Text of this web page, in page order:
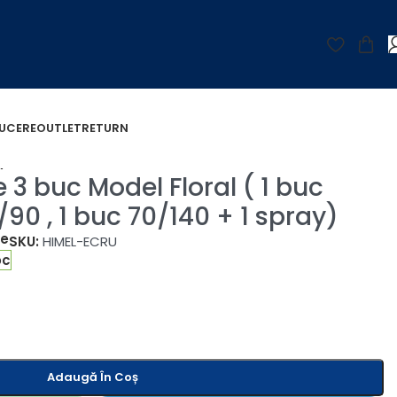
OUTLETRETURN
buc Model Floral ( 1 buc
, 1 buc 70/140 + 1 spray)
SKU: HIMEL-ECRU
Adaugă În Coș